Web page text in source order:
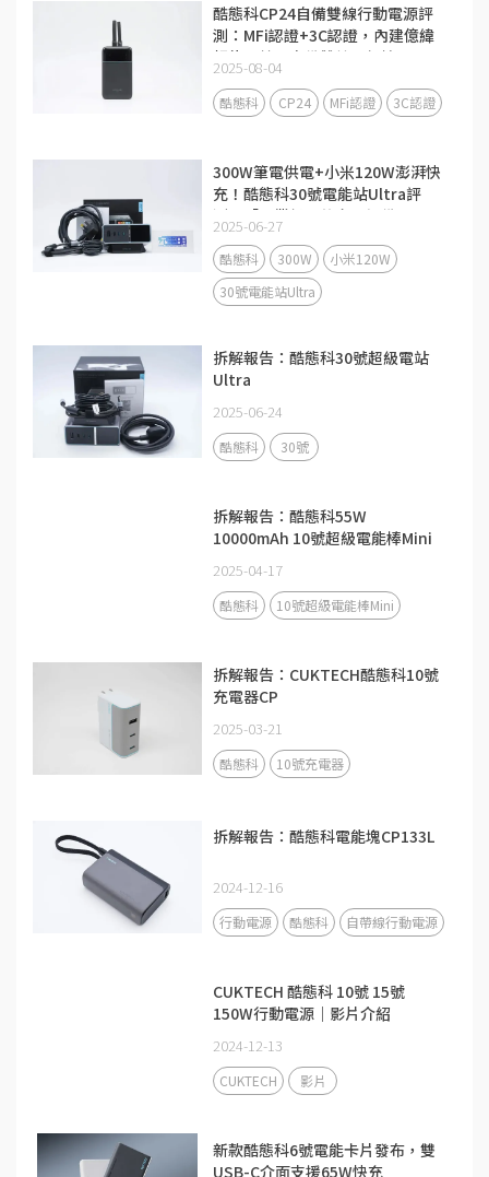
酷態科CP24自備雙線行動電源評
測：MFi認證+3C認證，內建億緯
鋰能電芯，自備雙線更便攜
2025-08-04
酷態科 CP24 MFi認證 3C認證
300W筆電供電+小米120W澎湃快
充！酷態科30號電能站Ultra評
測：「畢業級」的充電設備
2025-06-27
酷態科 300W
小米120W
30號電能站Ultra
拆解報告：酷態科30號超級電站
Ultra
2025-06-24
酷態科 30號
拆解報告：酷態科55W
10000mAh 10號超級電能棒Mini
2025-04-17
酷態科 10號超級電能棒Mini
拆解報告：CUKTECH酷態科10號
充電器CP
2025-03-21
酷態科 10號充電器
拆解報告：酷態科電能塊CP133L
2024-12-16
行動電源 酷態科 自帶線行動電源
CUKTECH 酷態科 10號 15號
150W行動電源｜影片介紹
2024-12-13
CUKTECH 影片
新款酷態科6號電能卡片發布，雙
USB-C介面支援65W快充